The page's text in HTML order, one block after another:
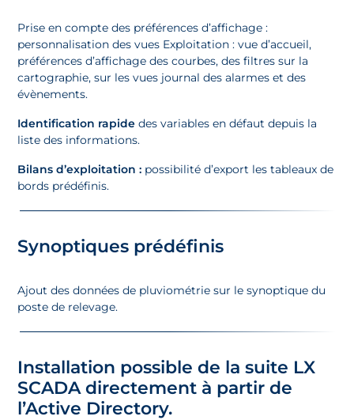
Prise en compte des préférences d’affichage :
personnalisation des vues Exploitation : vue d’accueil,
préférences d’affichage des courbes, des filtres sur la
cartographie, sur les vues journal des alarmes et des
évènements.​
Identification rapidedes variables en défaut depuis la
liste des informations.​
Bilans d’exploitation : possibilité d’export les tableaux de
bords prédéfinis.
Synoptiques prédéfinis​
Ajout des données de pluviométrie sur le synoptique du
poste de relevage.
Installation possible de la suite LX
SCADA directement à partir de
l’Active Directory.​